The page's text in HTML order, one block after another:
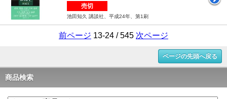
売切
池田知久 講談社、平成24年、第1刷
前ページ 13-24 / 545 次ページ
ページの先頭へ戻る
商品検索